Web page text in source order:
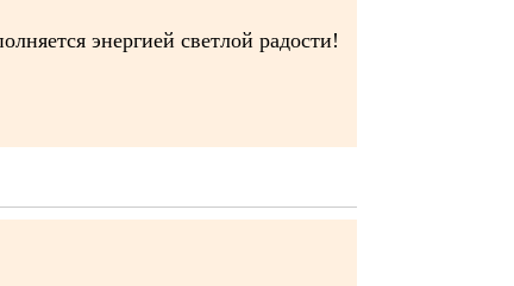
энергией светлой радости!